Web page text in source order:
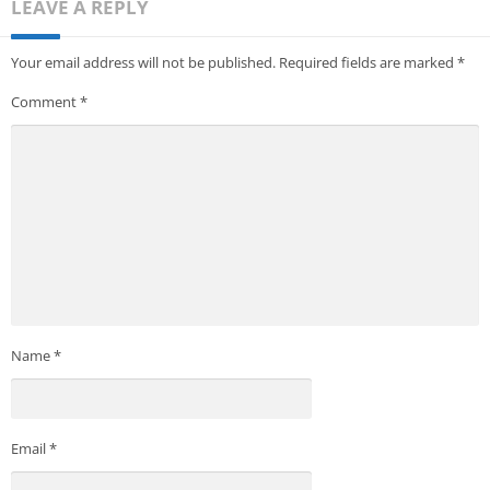
LEAVE A REPLY
Your email address will not be published. Required fields are marked *
Comment*
Name*
Email*